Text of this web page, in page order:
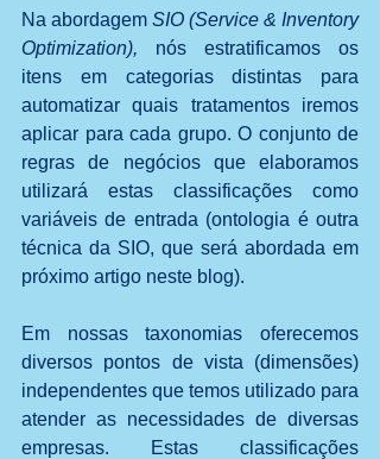
Na abordagem SIO (Service & Inventory
Optimization), nós estratificamos os
itens em categorias distintas para
automatizar quais tratamentos iremos
aplicar para cada grupo. O conjunto de
regras de negócios que elaboramos
utilizará estas classificações como
variáveis de entrada (ontologia é outra
técnica da SIO, que será abordada em
próximo artigo neste blog).
Em nossas taxonomias oferecemos
diversos pontos de vista (dimensões)
independentes que temos utilizado para
atender as necessidades de diversas
empresas. Estas classificações